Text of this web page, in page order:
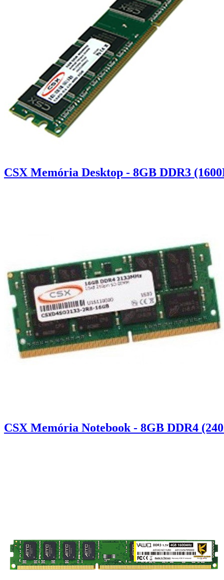
CSX Memória Desktop - 8GB DDR3
CSX Memória Notebook - 8GB DDR4